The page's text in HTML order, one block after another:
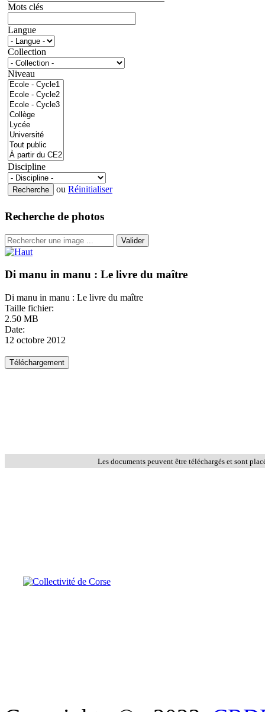
Mots clés
Langue
Collection
Niveau
Discipline
ou Réinitialiser
Recherche de photos
Valider
Di manu in manu : Le livre du maître
Di manu in manu : Le livre du maître
Taille fichier:
2.50 MB
Date:
12 octobre 2012
Les documents peuvent être téléchargés et sont